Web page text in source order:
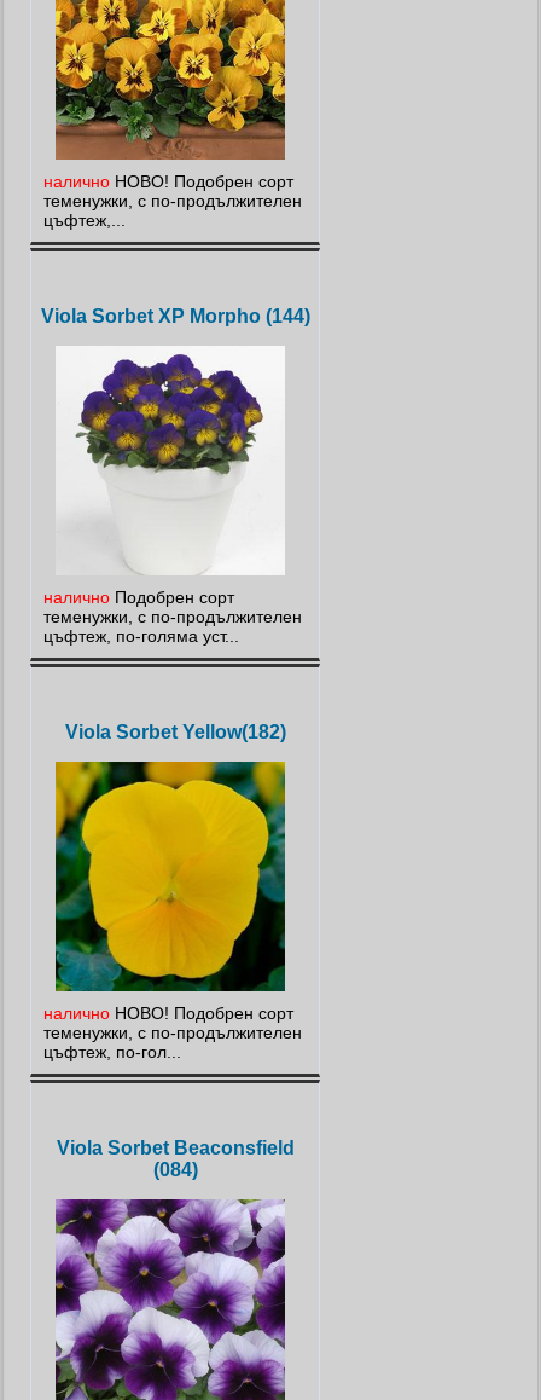
налично НОВО! Подобрен сорт
теменужки, с по-продължителен
цъфтеж,...
Viola Sorbet XP Morpho (144)
налично Подобрен сорт
теменужки, с по-продължителен
цъфтеж, по-голяма уст...
Viola Sorbet Yellow(182)
налично НОВО! Подобрен сорт
теменужки, с по-продължителен
цъфтеж, по-гол...
Viola Sorbet Beaconsfield
(084)